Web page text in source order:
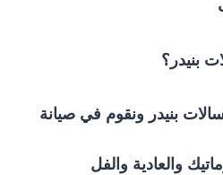
بنيدر؟
بنيدر ونقوم في صيانة
والعادية والفل